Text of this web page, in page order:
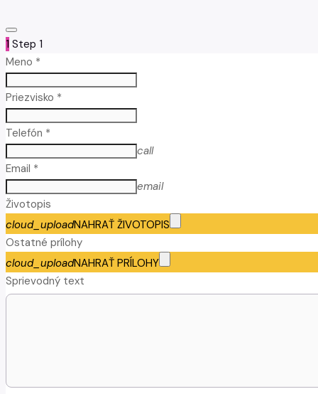
1 Step 1
Meno *
Priezvisko *
Telefón *
call
Email *
email
Životopis
cloud_uploadNAHRAŤ ŽIVOTOPIS
Ostatné prílohy
cloud_uploadNAHRAŤ PRÍLOHY
Sprievodný text